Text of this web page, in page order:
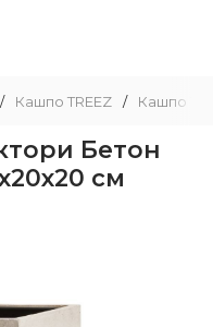
/ Кашпо TREEZ / Кашпо
Бетон
см